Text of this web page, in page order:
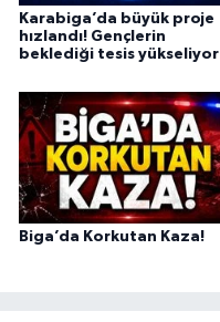
Karabiga’da büyük proje
hızlandı! Gençlerin
beklediği tesis yükseliyor
Biga’da Korkutan Kaza!